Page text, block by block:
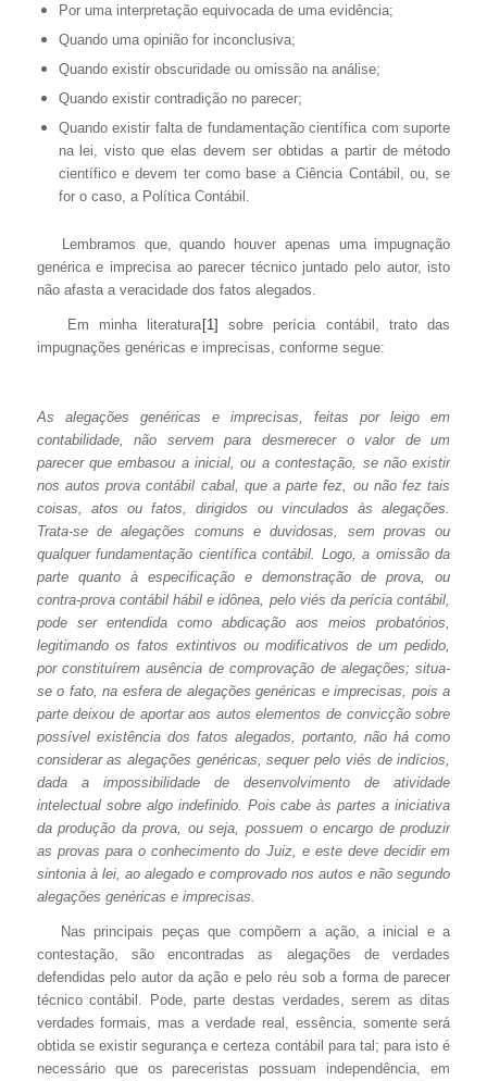
Por uma interpretação equivocada de uma evidência;
Quando uma opinião for inconclusiva;
Quando existir obscuridade ou omissão na análise;
Quando existir contradição no parecer;
Quando existir falta de fundamentação científica com suporte
na lei, visto que elas devem ser obtidas a partir de método
científico e devem ter como base a Ciência Contábil, ou, se
for o caso, a Política Contábil.
Lembramos que, quando houver apenas uma impugnação
genérica e imprecisa ao parecer técnico juntado pelo autor, isto
não afasta a veracidade dos fatos alegados.
Em minha literatura [1] sobre perícia contábil, trato das
impugnações genéricas e imprecisas, conforme segue:
As alegações genéricas e imprecisas, feitas por leigo em
contabilidade, não servem para desmerecer o valor de um
parecer que embasou a inicial, ou a contestação, se não existir
nos autos prova contábil cabal, que a parte fez, ou não fez tais
coisas, atos ou fatos, dirigidos ou vinculados às alegações.
Trata-se de alegações comuns e duvidosas, sem provas ou
qualquer fundamentação científica contábil. Logo, a omissão da
parte quanto à especificação e demonstração de prova, ou
contra-prova contábil hábil e idônea, pelo viés da perícia contábil,
pode ser entendida como abdicação aos meios probatórios,
legitimando os fatos extintivos ou modificativos de um pedido,
por constituírem ausência de comprovação de alegações; situa-
se o fato, na esfera de alegações genéricas e imprecisas, pois a
parte deixou de aportar aos autos elementos de convicção sobre
possível existência dos fatos alegados, portanto, não há como
considerar as alegações genéricas, sequer pelo viés de indícios,
dada a impossibilidade de desenvolvimento de atividade
intelectual sobre algo indefinido. Pois cabe às partes a iniciativa
da produção da prova, ou seja, possuem o encargo de produzir
as provas para o conhecimento do Juiz, e este deve decidir em
sintonia à lei, ao alegado e comprovado nos autos e não segundo
alegações genéricas e imprecisas.
Nas principais peças que compõem a ação, a inicial e a
contestação, são encontradas as alegações de verdades
defendidas pelo autor da ação e pelo réu sob a forma de parecer
técnico contábil. Pode, parte destas verdades, serem as ditas
verdades formais, mas a verdade real, essência, somente será
obtida se existir segurança e certeza contábil para tal; para isto é
necessário que os pareceristas possuam independência, em